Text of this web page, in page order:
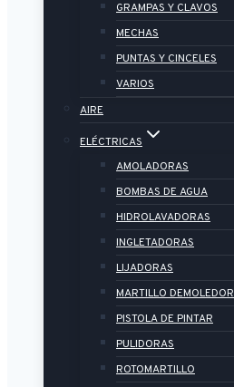
GRAMPAS Y CLAVOS
MECHAS
PUNTAS Y CINCELES
VARIOS
AIRE
ELÉCTRICAS
AMOLADORAS
BOMBAS DE AGUA
HIDROLAVADORAS
INGLETADORAS
LIJADORAS
MARTILLO DEMOLEDOR
PISTOLA DE PINTAR
PULIDORAS
ROTOMARTILLO